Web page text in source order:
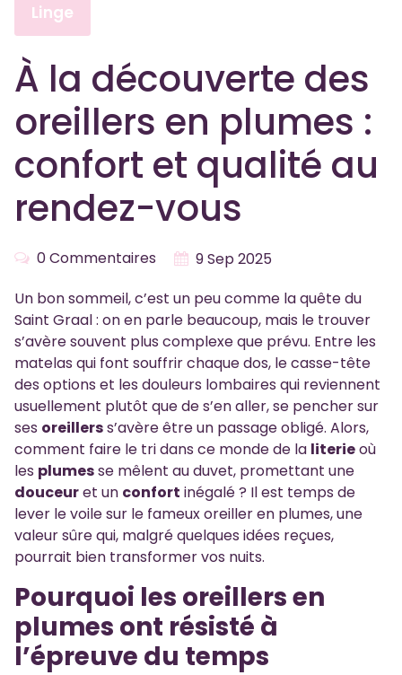
Linge
À la découverte des
oreillers en plumes :
confort et qualité au
rendez-vous
0 Commentaires
9 Sep 2025
Un bon sommeil, c’est un peu comme la quête du
Saint Graal : on en parle beaucoup, mais le trouver
s’avère souvent plus complexe que prévu. Entre les
matelas qui font souffrir chaque dos, le casse-tête
des options et les douleurs lombaires qui reviennent
usuellement plutôt que de s’en aller, se pencher sur
ses oreillerss’avère être un passage obligé. Alors,
comment faire le tri dans ce monde de la literieoù
les plumesse mêlent au duvet, promettant une
douceuret un confort inégalé ? Il est temps de
lever le voile sur le fameux oreiller en plumes, une
valeur sûre qui, malgré quelques idées reçues,
pourrait bien transformer vos nuits.
Pourquoi les oreillers en
plumes ont résisté à
l’épreuve du temps